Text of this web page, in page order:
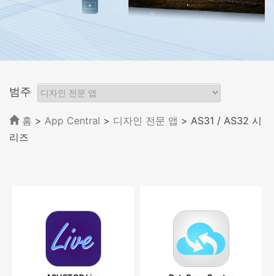
범주
홈 > App Central > 디자인 전문 앱 > AS31 / AS32 시
리즈